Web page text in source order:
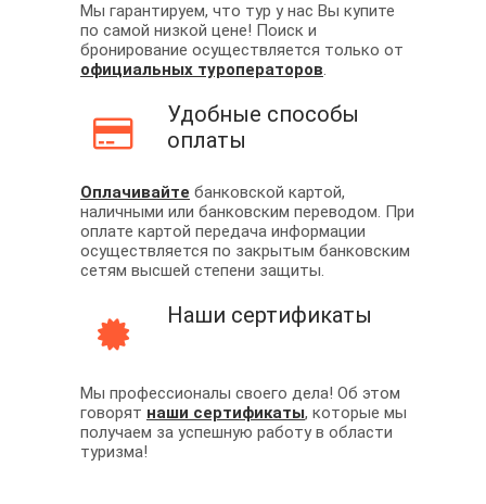
Мы гарантируем, что тур у нас Вы купите
по самой низкой цене! Поиск и
бронирование осуществляется только от
официальных туроператоров.
Удобные способы
оплаты
Оплачивайте банковской картой,
наличными или банковским переводом. При
оплате картой передача информации
осуществляется по закрытым банковским
сетям высшей степени защиты.
Наши сертификаты
Мы профессионалы своего дела! Об этом
говорят наши сертификаты, которые мы
получаем за успешную работу в области
туризма!